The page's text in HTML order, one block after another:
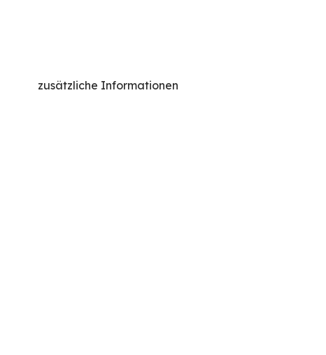
zusätzliche Informationen